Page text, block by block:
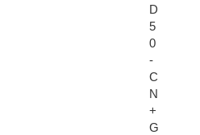
D
5
0
-
C
N
+
G